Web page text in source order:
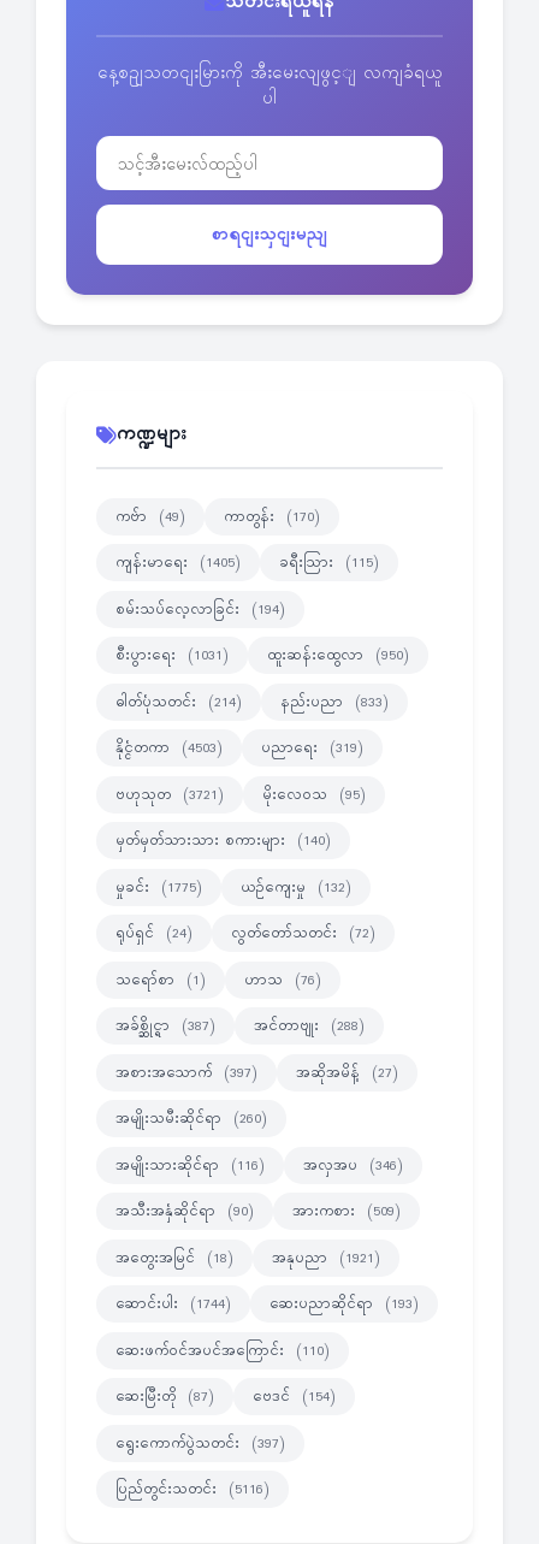
နေ့စဥျသတငျးမြားကို အီးမေးလျဖွင့ျ လကျခံရယူ
ပါ
စာရငျးသှငျးမညျ
ကဏ္ဍများ
ကဗ်ာ (49) ကာတွန်း (170)
ကျန်းမာရေး (1405) ခရီးသြား (115)
စမ်းသပ်လေ့လာခြင်း (194)
စီးပွားရေး (1031) ထူးဆန်းထွေလာ (950)
ဓါတ်ပုံသတင်း (214) နည်းပညာ (833)
နိုင္ငံတကာ (4503) ပညာရေး (319)
ဗဟုသုတ (3721) မိုးလေဝသ (95)
မှတ်မှတ်သားသား စကားများ (140)
မှုခင်း (1775) ယဉ်ကျေးမှု (132)
ရုပ်ရှင် (24) လွတ်တော်သတင်း (72)
သရော်စာ (1) ဟာသ (76)
အခ်စ္ဆိုင္ရာ (387) အင်တာဗျုး (288)
အစားအသောက် (397) အဆိုအမိန့် (27)
အမျိုးသမီးဆိုင်ရာ (260)
အမျိုးသားဆိုင်ရာ (116) အလှအပ (346)
အသီးအနှံဆိုင်ရာ (90) အားကစား (509)
အတွေးအမြင် (18) အနုပညာ (1921)
ဆောင်းပါး (1744) ဆေးပညာဆိုင်ရာ (193)
ဆေးဖက်ဝင်အပင်အကြောင်း (110)
ဆေးမြီးတို (87) ဗေဒင် (154)
ရွေးကောက်ပွဲသတင်း (397)
ပြည်တွင်းသတင်း (5116)